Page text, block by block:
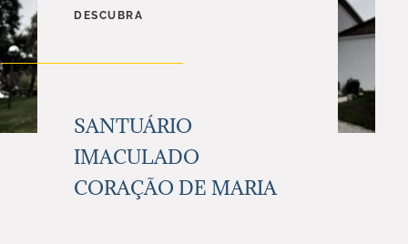
DESCUBRA
SANTUÁRIO
IMACULADO
CORAÇÃO DE MARIA